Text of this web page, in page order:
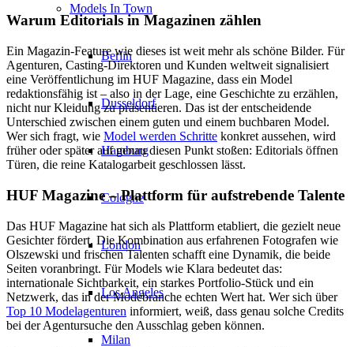
Models In Town
Berlin
Dusseldorf
Hamburg
Cologne
London
Los Angeles
Milan
Warum Editorials in Magazinen zählen
Ein Magazin-Feature wie dieses ist weit mehr als schöne Bilder. Für
Agenturen, Casting-Direktoren und Kunden weltweit signalisiert
eine Veröffentlichung im HUF Magazine, dass ein Model
redaktionsfähig ist – also in der Lage, eine Geschichte zu erzählen,
nicht nur Kleidung zu präsentieren. Das ist der entscheidende
Unterschied zwischen einem guten und einem buchbaren Model.
Wer sich fragt, wie Model werden Schritte konkret aussehen, wird
früher oder später auf genau diesen Punkt stoßen: Editorials öffnen
Türen, die reine Katalogarbeit geschlossen lässt.
HUF Magazine – Plattform für aufstrebende Talente
Das HUF Magazine hat sich als Plattform etabliert, die gezielt neue
Gesichter fördert. Die Kombination aus erfahrenen Fotografen wie
Olszewski und frischen Talenten schafft eine Dynamik, die beide
Seiten voranbringt. Für Models wie Klara bedeutet das:
internationale Sichtbarkeit, ein starkes Portfolio-Stück und ein
Netzwerk, das in der Modebranche echten Wert hat. Wer sich über
Top 10 Modelagenturen informiert, weiß, dass genau solche Credits
bei der Agentursuche den Ausschlag geben können.